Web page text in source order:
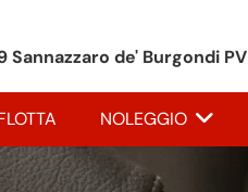
Sannazzaro de' Burgondi PV
NOLEGGIO